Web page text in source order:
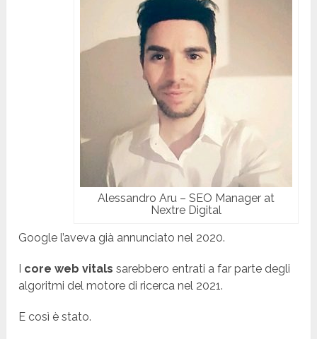
Alessandro Aru – SEO Manager at
Nextre Digital
Google l’aveva già annunciato nel 2020.
core web vitals sarebbero entrati a far parte degli
algoritmi del motore di ricerca nel 2021.
E così è stato.